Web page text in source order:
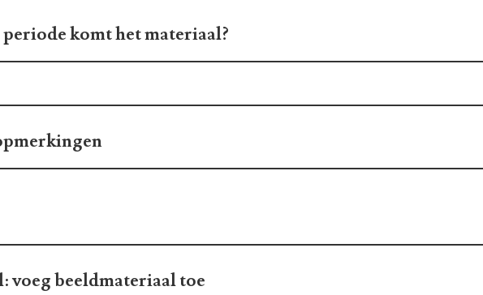
komt het materiaal?
voeg beeldmateriaal toe